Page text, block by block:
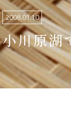
한
小川原湖
2008.01.10